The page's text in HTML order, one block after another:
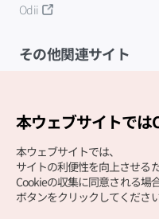
Odii
その他関連サイト
本ウェブサイトでは
本ウェブサイトでは、
サイトの利便性を向上させる
Cookieの収集に同意される場
ボタンをクリックしてください